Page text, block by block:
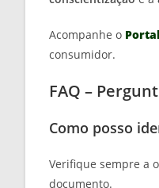
Acompanhe o
consumidor.
FAQ –
Como posso
Verifique sempre a
documento.